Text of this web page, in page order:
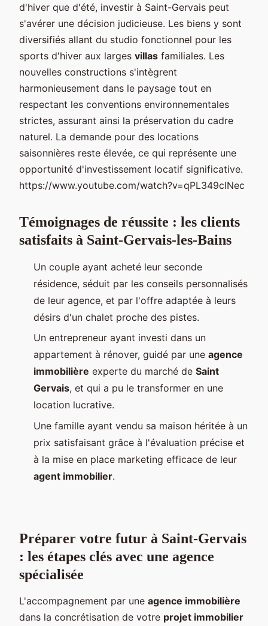
d'hiver que d'été, investir à Saint-Gervais peut
s'avérer une décision judicieuse. Les biens y sont
diversifiés allant du studio fonctionnel pour les
sports d'hiver aux larges villas familiales. Les
nouvelles constructions s'intègrent
harmonieusement dans le paysage tout en
respectant les conventions environnementales
strictes, assurant ainsi la préservation du cadre
naturel. La demande pour des locations
saisonnières reste élevée, ce qui représente une
opportunité d'investissement locatif significative.
https://www.youtube.com/watch?v=qPL349cINec
Témoignages de réussite : les clients
satisfaits à Saint-Gervais-les-Bains
Un couple ayant acheté leur seconde
résidence, séduit par les conseils personnalisés
de leur agence, et par l'offre adaptée à leurs
désirs d'un chalet proche des pistes.
Un entrepreneur ayant investi dans un
appartement à rénover, guidé par une agence
immobilière experte du marché de Saint
Gervais, et qui a pu le transformer en une
location lucrative.
Une famille ayant vendu sa maison héritée à un
prix satisfaisant grâce à l'évaluation précise et
à la mise en place marketing efficace de leur
agent immobilier.
Préparer votre futur à Saint-Gervais
: les étapes clés avec une agence
spécialisée
L'accompagnement par une agence immobilière
dans la concrétisation de votre projet immobilier